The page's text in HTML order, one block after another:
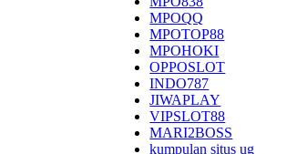
MPOQQ
MPOTOP88
MPOHOKI
OPPOSLOT
INDO787
JIWAPLAY
VIPSLOT88
MARI2BOSS
kumpulan situs ug